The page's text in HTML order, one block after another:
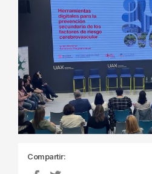
Compartir: